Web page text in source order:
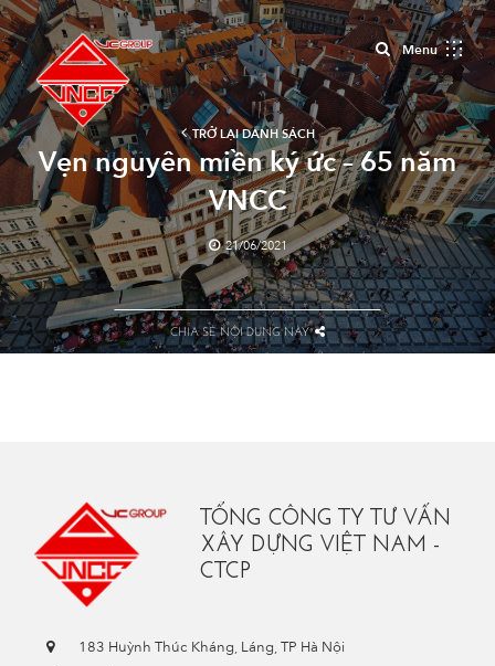
Menu
Close
TRỞ LẠI DANH SÁCH
Vẹn nguyên miền ký ức – 65 năm
VNCC
21/06/2021
CHIA SẺ NỘI DUNG NÀY
TỔNG CÔNG TY TƯ VẤN
XÂY DỰNG VIỆT NAM -
CTCP
183 Huỳnh Thúc Kháng, Láng, TP Hà Nội